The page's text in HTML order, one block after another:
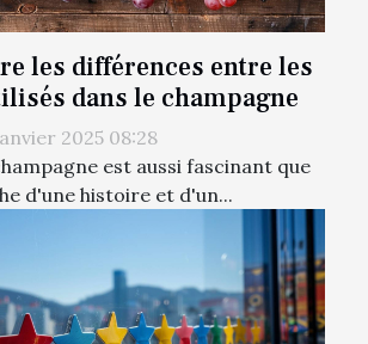
les différences entre les
dans le champagne
2025 08:28
est aussi fascinant que
d'une histoire et d'un...